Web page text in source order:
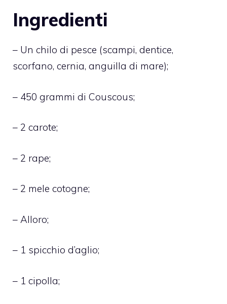
Ingredienti
– Un chilo di pesce (scampi, dentice,
scorfano, cernia, anguilla di mare);
– 450 grammi di Couscous;
– 2 carote;
– 2 rape;
– 2 mele cotogne;
– Alloro;
– 1 spicchio d’aglio;
– 1 cipolla;